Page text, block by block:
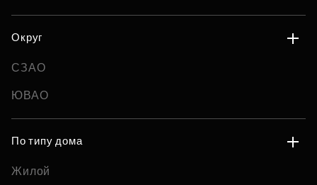
Округ
СЗАО
ЮВАО
По типу дома
Жилой